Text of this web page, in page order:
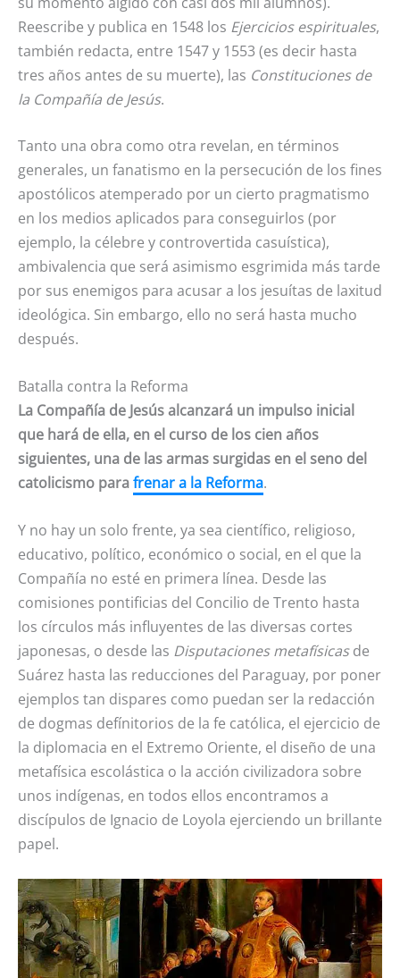
Reescribe y publica en 1548 los Ejercicios espirituales,
también redacta, entre 1547 y 1553 (es decir hasta
tres años antes de su muerte), las Constituciones de
la Compañía de Jesús.
Tanto una obra como otra revelan, en términos
generales, un fanatismo en la persecución de los fines
apostólicos atemperado por un cierto pragmatismo
en los medios aplicados para conseguirlos (por
ejemplo, la célebre y controvertida casuística),
ambivalencia que será asimismo esgrimida más tarde
por sus enemigos para acusar a los jesuítas de laxitud
ideológica. Sin embargo, ello no será hasta mucho
después.
Batalla contra la Reforma
La Compañía de Jesús alcanzará un impulso inicial
que hará de ella, en el curso de los cien años
siguientes, una de las armas surgidas en el seno del
catolicismo parafrenar a la Reforma.
Y no hay un solo frente, ya sea científico, religioso,
educativo, político, económico o social, en el que la
Compañía no esté en primera línea. Desde las
comisiones pontificias del Concilio de Trento hasta
los círculos más influyentes de las diversas cortes
japonesas, o desde las Disputaciones metafísicasde
Suárez hasta las reducciones del Paraguay, por poner
ejemplos tan dispares como puedan ser la redacción
de dogmas defínitorios de la fe católica, el ejercicio de
la diplomacia en el Extremo Oriente, el diseño de una
metafísica escolástica o la acción civilizadora sobre
unos indígenas, en todos ellos encontramos a
discípulos de Ignacio de Loyola ejerciendo un brillante
papel.